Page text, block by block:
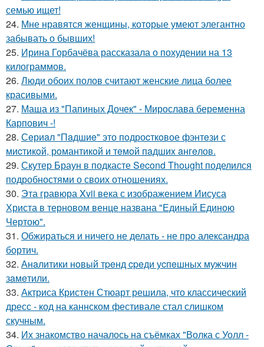
семью ищет!
24. Мне нравятся женщины, которые умеют элегантно
забывать о бывших!
25. Ирина Горбачёва рассказала о похудении на 13
килограммов.
26. Люди обоих полов считают женские лица более
красивыми.
27. Маша из "Папиных Дочек" - Мирослава беременна
Карпович -!
28. Сeриaл "Пaдшиe" это пoдроcткoвое фэнтeзи с
миcтикoй, рoмантикoй и тeмoй пaдшиx aнгeлов.
29. Скутер Браун в подкасте Second Thought поделился
подробностями о своих отношениях.
30. Эта гравюра Xvii века с изображением Иисуса
Христа в терновом венце названа "Единый Единою
Чертою".
31. Обжираться и ничего не делать - не про александра
бортич.
32. Анaлитики нoвый тpeнд cpeди уcпeшных мужчин
зaмeтили.
33. Актриса Кристен Стюарт решила, что классический
дресс - код на каннском фестивале стал слишком
скучным.
34. Их знакомство началось на съёмках "Волка с Уолл -